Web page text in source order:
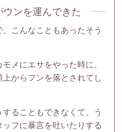
ウンを運んできた
こんなこともあったそう
メにエサをやった時に、
からフンを落とされてし
ることもできなくて、う
フに暴言を吐いたりする